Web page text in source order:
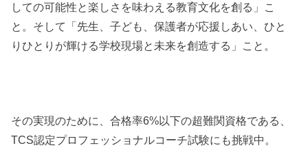
しての可能性と楽しさを味わえる教育文化を創る」こ
と。そして「先生、子ども、保護者が応援しあい、ひと
りひとりが輝ける学校現場と未来を創造する」こと。
その実現のために、合格率6%以下の超難関資格である、
TCS認定プロフェッショナルコーチ試験にも挑戦中。